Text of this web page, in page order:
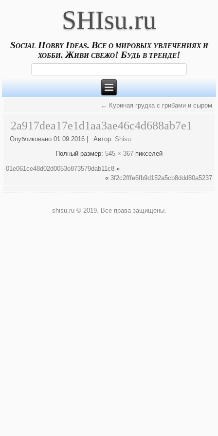
SHIsu.ru
Social Hobby Ideas. Все о мировых увлечениях и
хобби. Живи свежо! Будь в тренде!
← Куриная грудка с грибами и сыром
2a917dea17e1d1aa3ae46c4d688ab7e1
Опубликовано 01.09.2016 Автор: Shisu
Полный размер: 545 × 367 пикселей
01e061ce48d02d0053e873579dab11c8 »
« 3f2c2fffe6fb9d152a5cb8ddd80a5237
shisu.ru © 2019. Все права защищены.